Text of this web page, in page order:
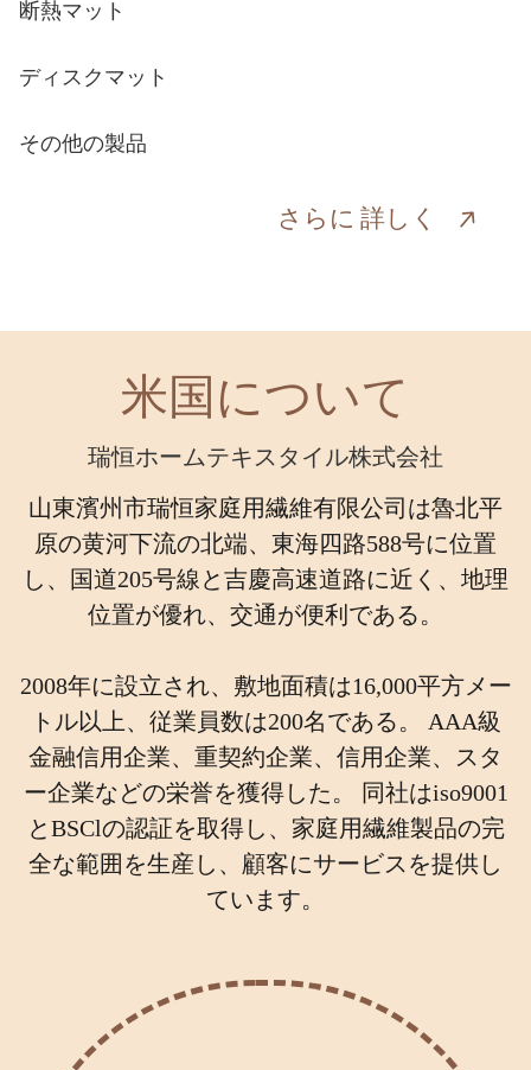
断熱マット
ディスクマット
その他の製品
さらに 詳しく
米国について
瑞恒ホームテキスタイル株式会社
山東濱州市瑞恒家庭用繊維有限公司は魯北平
原の黄河下流の北端、東海四路588号に位置
し、国道205号線と吉慶高速道路に近く、地理
位置が優れ、交通が便利である。
2008年に設立され、敷地面積は16,000平方メー
トル以上、従業員数は200名である。 AAA級
金融信用企業、重契約企業、信用企業、スタ
ー企業などの栄誉を獲得した。 同社はiso9001
とBSClの認証を取得し、家庭用繊維製品の完
全な範囲を生産し、顧客にサービスを提供し
ています。